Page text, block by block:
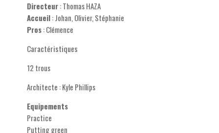
Directeur: Thomas HAZA
Accueil: Johan, Olivier, Stéphanie
Pros: Clémence
Caractéristiques
12 trous
Architecte : Kyle Phillips
Equipements
Practice
Putting green